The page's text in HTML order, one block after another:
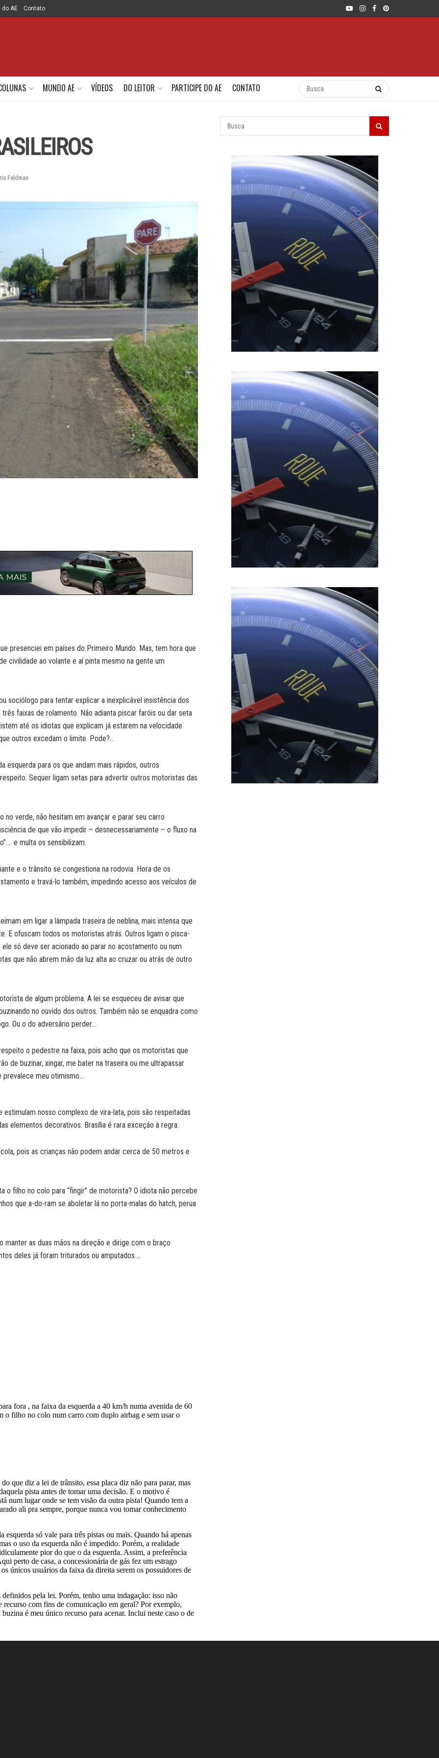
do AE Contato
MUNDO AE VÍDEOS DO LEITOR PARTICIPE DO AE CONTATO
Feldman
presenciei em países do Primeiro Mundo. Mas, tem hora que
civilidade ao volante e aí pinta mesmo na gente um
sociólogo para tentar explicar a inexplicável insistência dos
faixas de rolamento. Não adianta piscar faróis ou dar seta
até os idiotas que explicam já estarem na velocidade
outros excedam o limite. Pode?…
esquerda para os que andam mais rápidos, outros
Sequer ligam setas para advertir outros motoristas das
no verde, não hesitam em avançar e parar seu carro
de que vão impedir – desnecessariamente – o fluxo na
e multa os sensibilizam.
e o trânsito se congestiona na rodovia. Hora de os
e travá-lo também, impedindo acesso aos veículos de
em ligar a lâmpada traseira de neblina, mais intensa que
E ofuscam todos os motoristas atrás. Outros ligam o pisca-
só deve ser acionado ao parar no acostamento ou num
que não abrem mão da luz alta ao cruzar ou atrás de outro
de algum problema. A lei se esqueceu de avisar que
no ouvido dos outros. Também não se enquadra como
Ou o do adversário perder…
o pedestre na faixa, pois acho que os motoristas que
de buzinar, xingar, me bater na traseira ou me ultrapassar
prevalece meu otimismo…
nosso complexo de vira-lata, pois são respeitadas
elementos decorativos. Brasília é rara exceção à regra.
pois as crianças não podem andar cerca de 50 metros e
o filho no colo para “fingir” de motorista? O idiota não percebe
que a-do-ram se aboletar lá no porta-malas do hatch, perua
manter as duas mãos na direção e dirige com o braço
deles já foram triturados ou amputados….